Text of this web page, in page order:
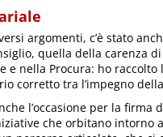
argomenti, c’è stato
quella della carenza
e nella Procura: ho
corretto tra l’impegno
l’occasione per la
che orbitano intorno